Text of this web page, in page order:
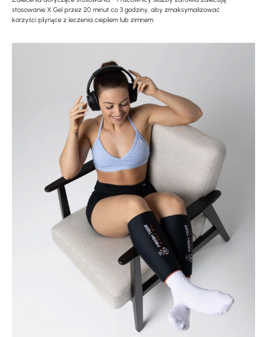
stosowanie X Gel przez 20 minut co 3 godziny, aby zmaksymalizować
korzyści płynące z leczenia ciepłem lub zimnem.